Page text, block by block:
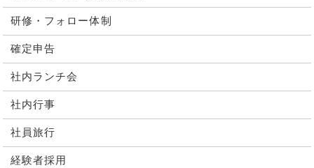
研修・フォロー体制
確定申告
社内ランチ会
社内行事
社員旅行
経験者採用